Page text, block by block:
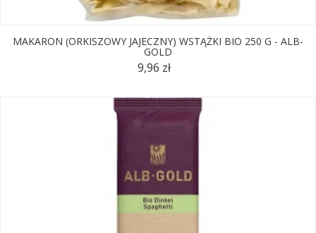
MAKARON (ORKISZOWY JAJECZNY) WSTĄŻKI BIO 250 G - ALB-
GOLD
9,96 zł